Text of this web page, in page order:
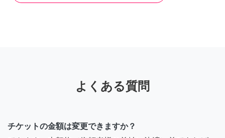
よくある質問
チケットの金額は変更できますか？